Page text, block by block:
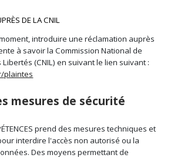
DE LA CNIL
introduire une réclamation auprès
à savoir la Commission National de
Libertés (CNIL) en suivant le lien suivant :
plaintes
mesures de sécurité
prend des mesures techniques et
interdire l'accès non autorisé ou la
Des moyens permettant de